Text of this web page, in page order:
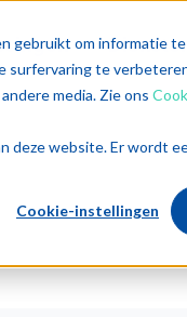
gebruikt om informatie
te
media. Zie ons
deze website. Er wordt
Cookie-instellingen